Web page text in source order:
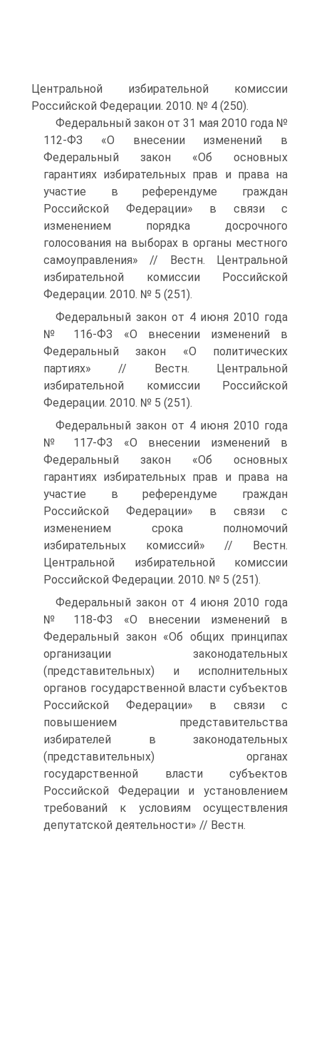
Центральной избирательной комиссии
Российской Федерации. 2010. № 4 (250).
Федеральный закон от 31 мая 2010 года №
112-ФЗ «О внесении изменений в
Федеральный закон «Об основных
гарантиях избирательных прав и права на
участие в референдуме граждан
Российской Федерации» в связи с
изменением порядка досрочного
голосования на выборах в органы местного
самоуправления» // Вестн. Центральной
избирательной комиссии Российской
Федерации. 2010. № 5 (251).
Федеральный закон от 4 июня 2010 года
№ 116-ФЗ «О внесении изменений в
Федеральный закон «О политических
партиях» // Вестн. Центральной
избирательной комиссии Российской
Федерации. 2010. № 5 (251).
Федеральный закон от 4 июня 2010 года
№ 117-ФЗ «О внесении изменений в
Федеральный закон «Об основных
гарантиях избирательных прав и права на
участие в референдуме граждан
Российской Федерации» в связи с
изменением срока полномочий
избирательных комиссий» // Вестн.
Центральной избирательной комиссии
Российской Федерации. 2010. № 5 (251).
Федеральный закон от 4 июня 2010 года
№ 118-ФЗ «О внесении изменений в
Федеральный закон «Об общих принципах
организации законодательных
(представительных) и исполнительных
органов государственной власти субъектов
Российской Федерации» в связи с
повышением представительства
избирателей в законодательных
(представительных) органах
государственной власти субъектов
Российской Федерации и установлением
требований к условиям осуществления
депутатской деятельности» // Вестн.